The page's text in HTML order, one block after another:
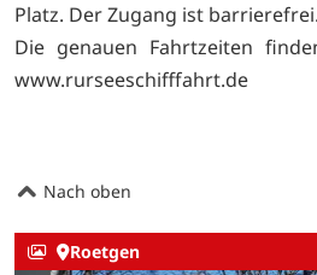
Platz. Der Zugang ist barrierefrei.
Die genauen Fahrtzeiten
www.rurseeschifffahrt.de
Nach oben
Roetgen